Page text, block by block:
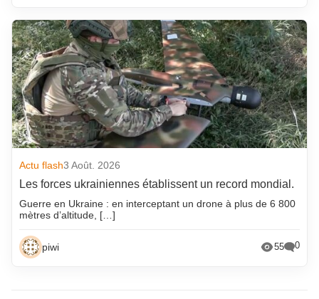
Actu flash3 Août. 2026
Les forces ukrainiennes établissent un record mondial.
Guerre en Ukraine : en interceptant un drone à plus de 6 800
mètres d’altitude, […]
piwi 55 0